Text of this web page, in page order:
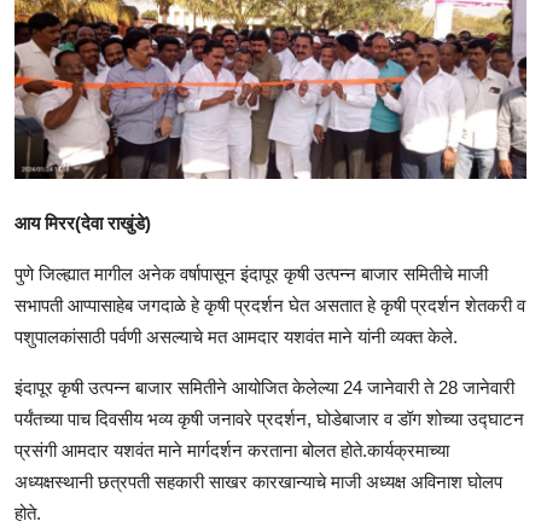
आय मिरर(देवा राखुंडे)
पुणे जिल्ह्यात मागील अनेक वर्षापासून इंदापूर कृषी उत्पन्न बाजार समितीचे माजी
सभापती आप्पासाहेब जगदाळे हे कृषी प्रदर्शन घेत असतात हे कृषी प्रदर्शन शेतकरी व
पशुपालकांसाठी पर्वणी असल्याचे मत आमदार यशवंत माने यांनी व्यक्त केले.
इंदापूर कृषी उत्पन्न बाजार समितीने आयोजित केलेल्या 24 जानेवारी ते 28 जानेवारी
पर्यंतच्या पाच दिवसीय भव्य कृषी जनावरे प्रदर्शन, घोडेबाजार व डॉग शोच्या उद्घाटन
प्रसंगी आमदार यशवंत माने मार्गदर्शन करताना बोलत होते.कार्यक्रमाच्या
अध्यक्षस्थानी छत्रपती सहकारी साखर कारखान्याचे माजी अध्यक्ष अविनाश घोलप
होते.